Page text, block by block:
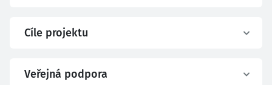
Cíle projektu
Veřejná podpora